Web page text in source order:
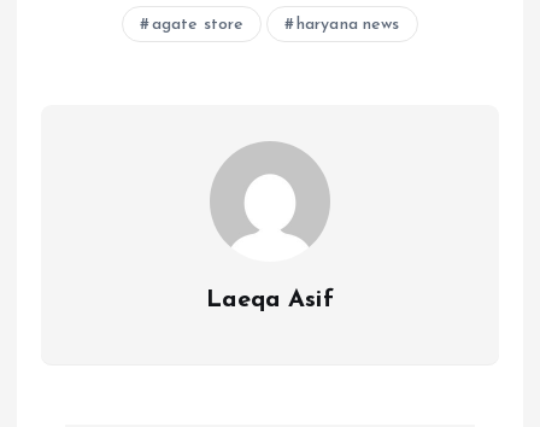
agate store haryana news
Laeqa Asif